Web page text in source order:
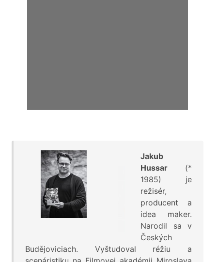
Jakub
Hussar (*
1985) je
režisér,
producent a
idea maker.
Narodil sa v
Českých
Budějoviciach. Vyštudoval réžiu a